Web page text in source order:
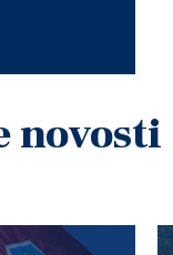
novosti